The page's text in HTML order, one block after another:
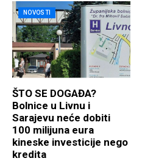
NOVOSTI
ŠTO SE DOGAĐA?
Bolnice u Livnu i
Sarajevu neće dobiti
100 milijuna eura
kineske investicije nego
kredita